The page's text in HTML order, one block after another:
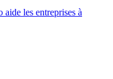
les entreprises à